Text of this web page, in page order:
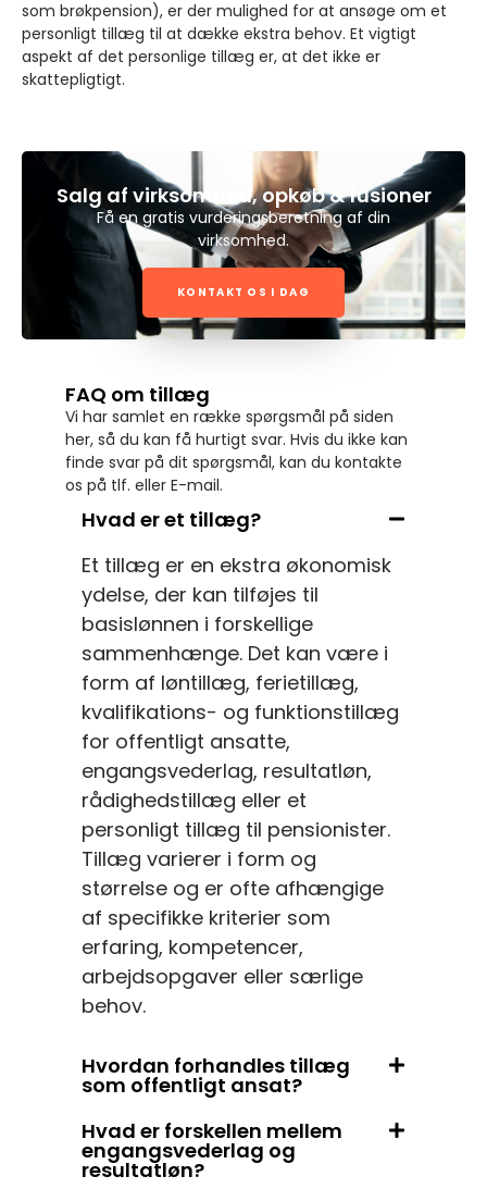
som brøkpension), er der mulighed for at ansøge om et
personligt tillæg til at dække ekstra behov. Et vigtigt
aspekt af det personlige tillæg er, at det ikke er
skattepligtigt.
Salg af virksomhed, opkøb & fusioner
Få en gratis vurderingsberetning af din
virksomhed.
KONTAKT OS I DAG
FAQ om tillæg
Vi har samlet en række spørgsmål på siden
her, så du kan få hurtigt svar. Hvis du ikke kan
finde svar på dit spørgsmål, kan du kontakte
os på tlf. eller E-mail.
Hvad er et tillæg?
Et tillæg er en ekstra økonomisk
ydelse, der kan tilføjes til
basislønnen i forskellige
sammenhænge. Det kan være i
form af løntillæg, ferietillæg,
kvalifikations- og funktionstillæg
for offentligt ansatte,
engangsvederlag, resultatløn,
rådighedstillæg eller et
personligt tillæg til pensionister.
Tillæg varierer i form og
størrelse og er ofte afhængige
af specifikke kriterier som
erfaring, kompetencer,
arbejdsopgaver eller særlige
behov.
Hvordan forhandles tillæg
som offentligt ansat?
Hvad er forskellen mellem
engangsvederlag og
resultatløn?